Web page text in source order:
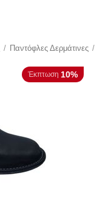
/ Παντόφλες Δερμάτινες /
Έκπτωση 10%